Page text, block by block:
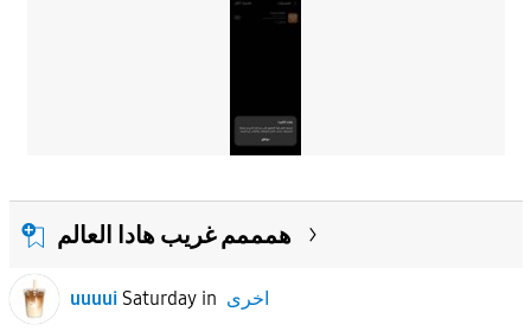
همممم غريب هادا العالم
uuuui Saturdayin اخرى